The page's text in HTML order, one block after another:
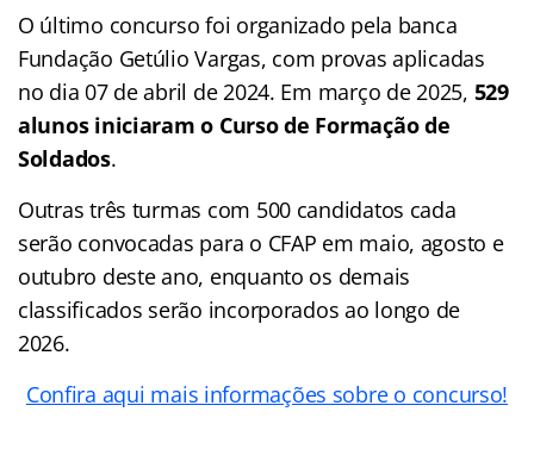
O último concurso foi organizado pela banca
Fundação Getúlio Vargas, com provas aplicadas
no dia 07 de abril de 2024. Em março de 2025, 529
alunos iniciaram o Curso de Formação de
Soldados.
Outras três turmas com 500 candidatos cada
serão convocadas para o CFAP em maio, agosto e
outubro deste ano, enquanto os demais
classificados serão incorporados ao longo de
2026.
Confira aqui mais informações sobre o concurso!